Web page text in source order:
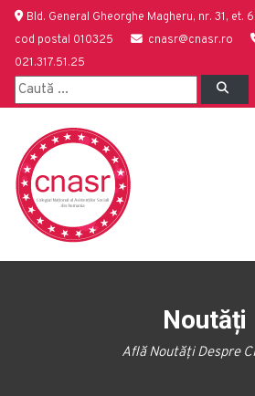
Bld. General Gheorghe Magheru, nr. 31, et.
cod postal 010325
cnasr@cnasr.ro
021.317.51.25
Noutăți
Află Noutăți Despre